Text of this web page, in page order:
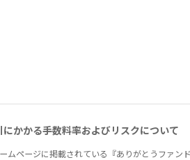
にかかる手数料率およびリスクについて
ムページに掲載されている『ありがとうファン